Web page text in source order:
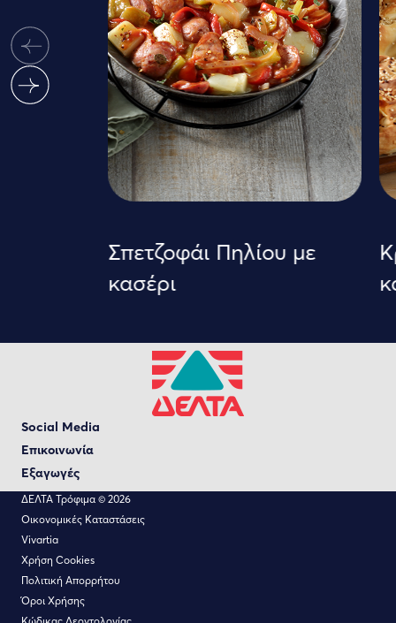
Σπετζοφάι Πηλίου με
κασέρι
Social Media
Επικοινωνία
Εξαγωγές
ΔΕΛΤΑ Τρόφιμα © 2026
Οικονομικές Καταστάσεις
Vivartia
Χρήση Cookies
Πολιτική Απορρήτου
Όροι Χρήσης